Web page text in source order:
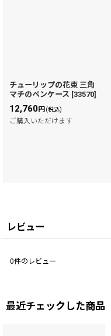
チューリップの花束 三角
マチのペンケース [33570]
12,760円 (税込)
ご購入いただけます
レビュー
0件のレビュー
最近チェックした商品